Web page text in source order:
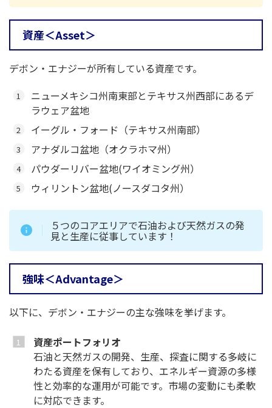
資産＜Asset＞
デボン・エナジーが所有している資産です。
ニューメキシコ州南東部とテキサス州西部にあるデ
ラウェア盆地
イーグル・フォード（テキサス州南部）
アナダルコ盆地（オクラホマ州）
パウダーリバー盆地(ワイオミング州）
ウィリントン盆地(ノースダコタ州）
５つのコアエリアで石油および天然ガスの発
見と生産に従事しています！
強味＜Advantage＞
以下に、デボン・エナジーの主な強味を挙げます。
資産ポートフォリオ
石油と天然ガスの開発、生産、探査に関する多岐に
わたる資産を保有しており、エネルギー資源の多様
性と効率的な運用が可能です。市場の変動にも柔軟
に対応できます。